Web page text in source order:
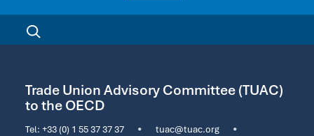
Trade Union Advisory Committee (TUAC)
to the OECD
Tel: +33 (0) 1 55 37 37 37 • tuac@tuac.org
•